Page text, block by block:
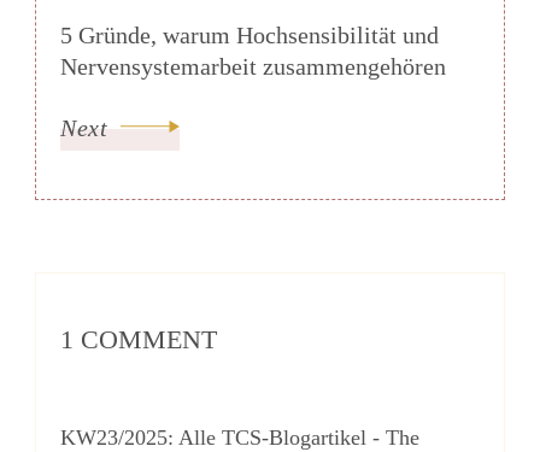
5 Gründe, warum Hochsensibilität und
Nervensystemarbeit zusammengehören
Next
1 COMMENT
KW23/2025: Alle TCS-Blogartikel - The